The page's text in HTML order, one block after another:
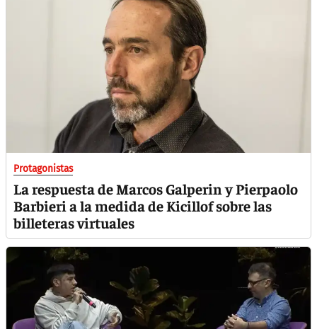
Protagonistas
La respuesta de Marcos Galperin y Pierpaolo
Barbieri a la medida de Kicillof sobre las
billeteras virtuales